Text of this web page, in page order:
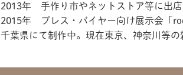
2013年 手作り市やネットストア等に出店
2015年 プレス・バイヤー向け展示会「
千葉県にて制作中。現在東京、神奈川等